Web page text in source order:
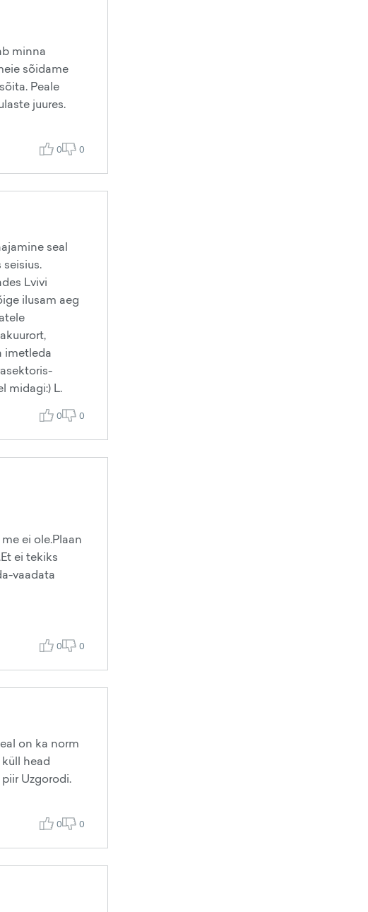
minna
sõidame
Peale
juures.
0 0
seal
Lvivi
ilusam aeg
imetleda
midagi:) L.
0 0
ei ole.Plaan
ei tekiks
vaadata
0 0
on ka norm
head
Uzgorodi.
0 0